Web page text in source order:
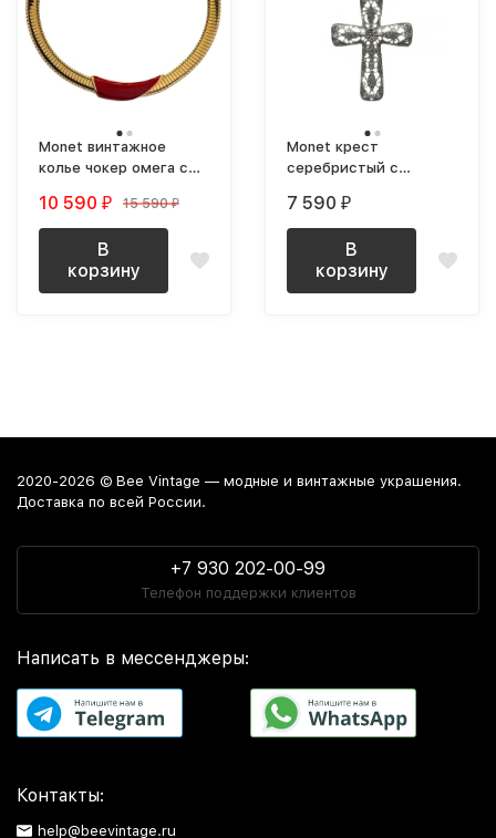
Monet винтажное
колье чокер омега с
эмалью
10 590 ₽ 15 590 ₽
В
корзину
Monet крест
серебристый с
бархатной ленте NOS
7 590 ₽
В
корзину
2020-2026 © Bee Vintage — модные и винтажные украшения.
Доставка по всей России.
+7 930 202-00-99
Телефон поддержки клиентов
Написать в мессенджеры:
Контакты:
help@beevintage.ru